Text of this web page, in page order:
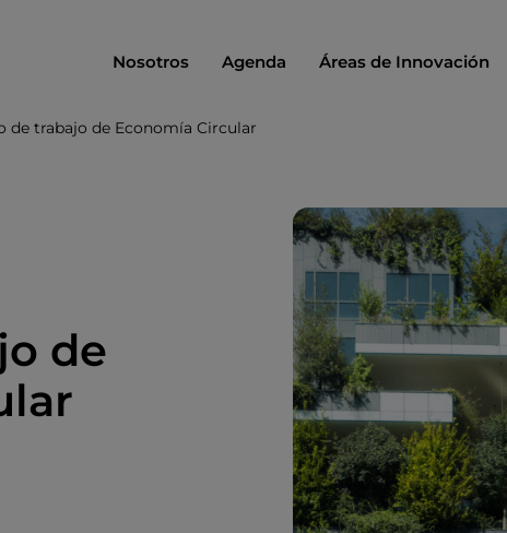
Nosotros Agenda Áreas de Innovación
de trabajo de Economía Circular
de